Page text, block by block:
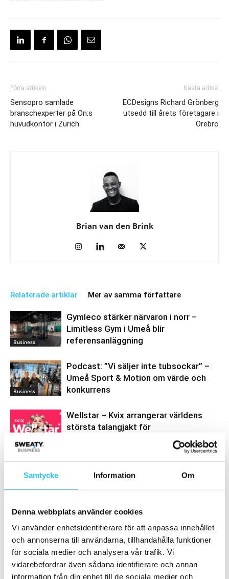
Samtycke Information Om
Denna webbplats använder cookies
Vi använder enhetsidentifierare för att anpassa innehållet
och annonserna till användarna, tillhandahålla funktioner
för sociala medier och analysera vår trafik. Vi
vidarebefordrar även sådana identifierare och annan
information från din enhet till de sociala medier och
Förra artikeln
Sensopro samlade
branschexperter på On:s
huvudkontor i Zürich
Nästa artikel
ECDesigns Richard Grönberg
utsedd till årets företagare i
Örebro
Brian van den Brink
Relaterade artiklar Mer av samma författare
Business
Gymleco stärker närvaron i norr –
Limitless Gym i Umeå blir
referensanläggning
Business
Podcast: ”Vi säljer inte tubsockar” –
Umeå Sport & Motion om värde och
konkurrens
Wellstar – Kvix arrangerar världens
största talangjakt för
MEST POPULÄRA
Technogym Checkup utökas – nu med